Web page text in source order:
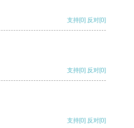
支持[0] 反对[0]
支持[0] 反对[0]
支持[0] 反对[0]